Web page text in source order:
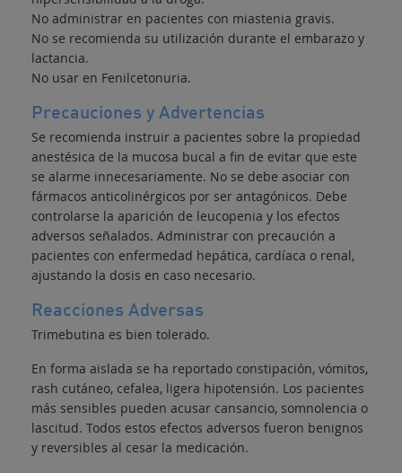
No administrar en pacientes con miastenia gravis.
No se recomienda su utilización durante el embarazo y
lactancia.
No usar en Fenilcetonuria.
Precauciones y Advertencias
Se recomienda instruir a pacientes sobre la propiedad
anestésica de la mucosa bucal a fin de evitar que este
se alarme innecesariamente. No se debe asociar con
fármacos anticolinérgicos por ser antagónicos. Debe
controlarse la aparición de leucopenia y los efectos
adversos señalados. Administrar con precaución a
pacientes con enfermedad hepática, cardíaca o renal,
ajustando la dosis en caso necesario.
Reacciones Adversas
Trimebutina es bien tolerado.
En forma aislada se ha reportado constipación, vómitos,
rash cutáneo, cefalea, ligera hipotensión. Los pacientes
más sensibles pueden acusar cansancio, somnolencia o
lascitud. Todos estos efectos adversos fueron benignos
y reversibles al cesar la medicación.